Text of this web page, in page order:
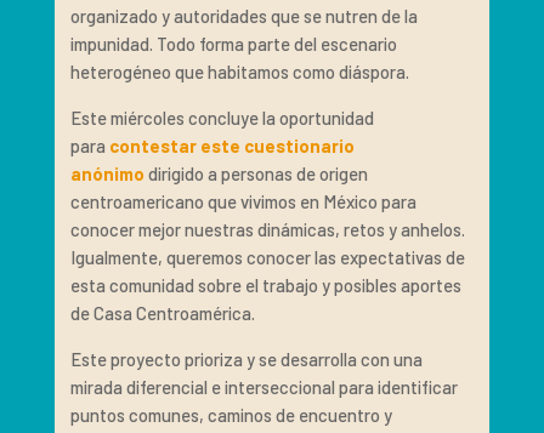
organizado y autoridades que se nutren de la
impunidad. Todo forma parte del escenario
heterogéneo que habitamos como diáspora.
Este miércoles concluye la oportunidad
para contestar este cuestionario
anónimo dirigido a personas de origen
centroamericano que vivimos en México para
conocer mejor nuestras dinámicas, retos y anhelos.
Igualmente, queremos conocer las expectativas de
esta comunidad sobre el trabajo y posibles aportes
de Casa Centroamérica.
Este proyecto prioriza y se desarrolla con una
mirada diferencial e interseccional para identificar
puntos comunes, caminos de encuentro y